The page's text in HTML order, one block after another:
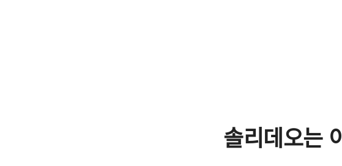
솔리데오는